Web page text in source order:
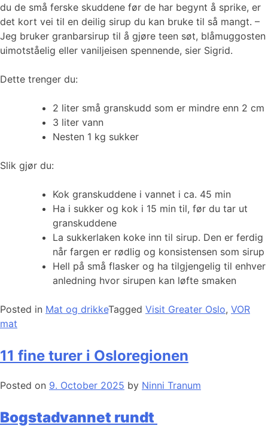
du de små ferske skuddene før de har begynt å sprike, er
det kort vei til en deilig sirup du kan bruke til så mangt. –
Jeg bruker granbarsirup til å gjøre teen søt, blåmuggosten
uimotståelig eller vaniljeisen spennende, sier Sigrid.
Dette trenger du:
2 liter små granskudd som er mindre enn 2 cm
3 liter vann
Nesten 1 kg sukker
Slik gjør du:
Kok granskuddene i vannet i ca. 45 min
Ha i sukker og kok i 15 min til, før du tar ut
granskuddene
La sukkerlaken koke inn til sirup. Den er ferdig
når fargen er rødlig og konsistensen som sirup
Hell på små flasker og ha tilgjengelig til enhver
anledning hvor sirupen kan løfte smaken
Posted in Mat og drikkeTagged Visit Greater Oslo, VOR
mat
11 fine turer i Osloregionen
Posted on 9. October 2025 by Ninni Tranum
Bogstadvannet rundt